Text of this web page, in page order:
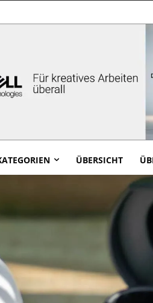
ÜBERSICHT